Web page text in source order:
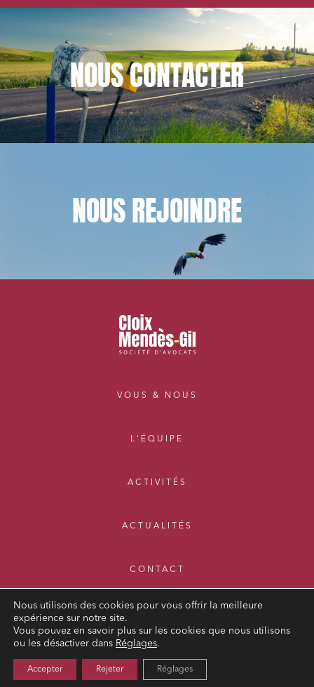
NOUSCONTACTER
NOUSREJOINDRE
VOUS & NOUS
L'ÉQUIPE
ACTIVITÉS
ACTUALITÉS
CONTACT
MENTIONS LÉGALES
Nous utilisons des cookies pour vous offrir la meilleure
expérience sur notre site.
Vous pouvez en savoir plus sur les cookies que nous utilisons
ou les désactiver dans Réglages.
Accepter Rejeter Réglages